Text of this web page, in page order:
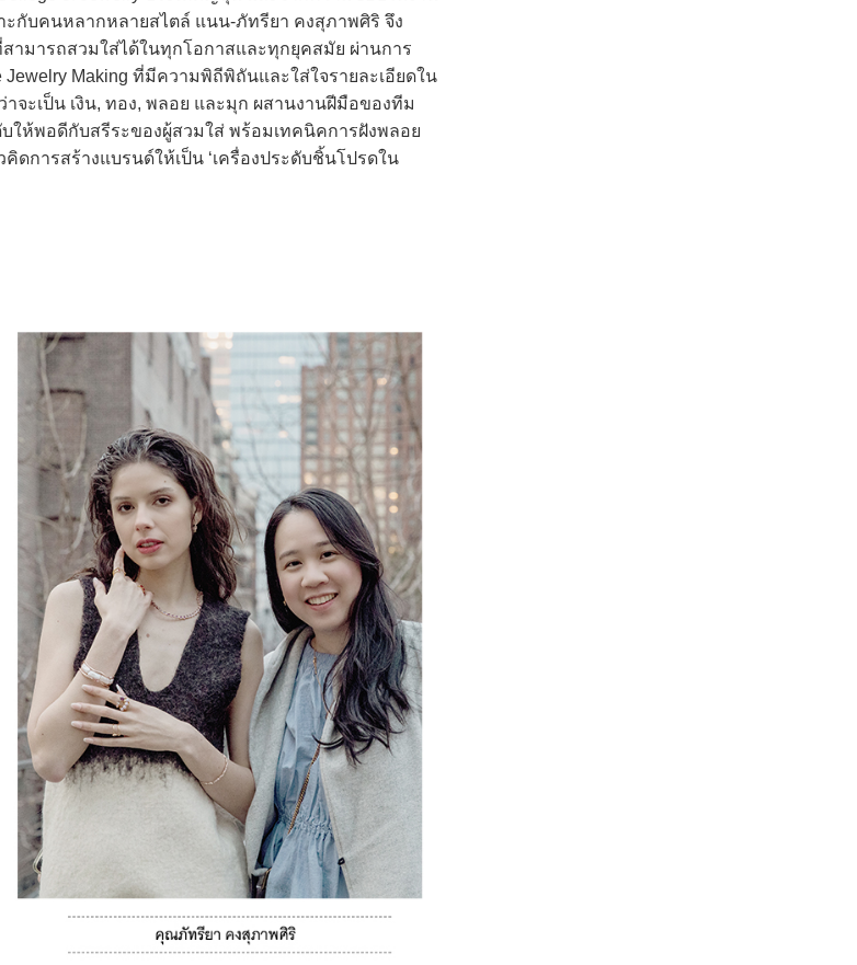
กับคนหลากหลายสไตล์ แนน-ภัทรียา คงสุภาพศิริ จึง
สามารถสวมใส่ได้ในทุกโอกาสและทุกยุคสมัย ผ่านการ
Making ที่มีความพิถีพิถันและใส่ใจรายละเอียดใน
ะเป็น เงิน, ทอง, พลอย และมุก ผสานงานฝีมือของทีม
ให้พอดีกับสรีระของผู้สวมใส่ พร้อมเทคนิคการฝังพลอย
ดการสร้างแบรนด์ให้เป็น ‘เครื่องประดับชิ้นโปรดใน